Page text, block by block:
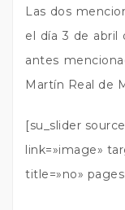
Las dos
el día 3 de abril
antes
Martín Real de
[su_slider
link=»image»
title=»no»